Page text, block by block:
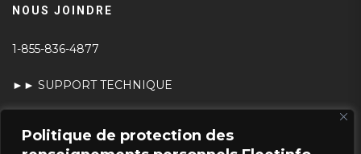
Politique de protection des
NOUS JOINDRE
1-855-836-4877
►► SUPPORT TECHNIQUE